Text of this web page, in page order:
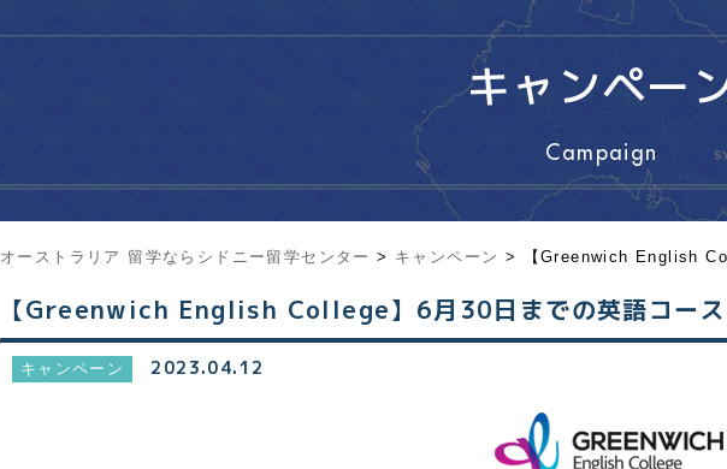
キャンペー
Campaign
オーストラリア 留学ならシドニー留学センター > キャンペーン > 【Greenwich English
【Greenwich English College】6月30日までの英語コース
キャンペーン 2023.04.12